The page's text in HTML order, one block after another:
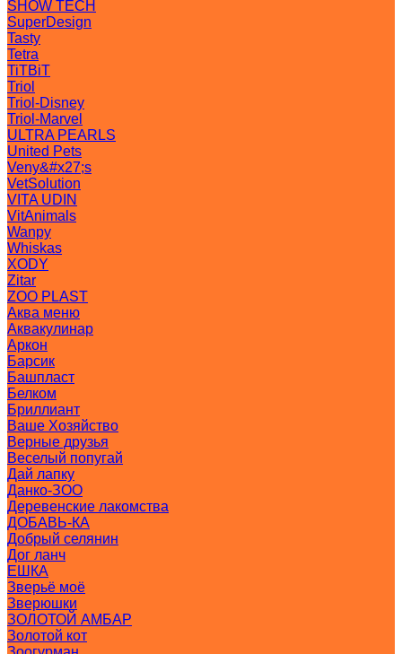
SHOW TECH
SuperDesign
Tasty
Tetra
TiTBiT
Triol
Triol-Disney
Triol-Marvel
ULTRA PEARLS
United Pets
Veny&#x27;s
VetSolution
VITA UDIN
VitAnimals
Wanpy
Whiskas
XODY
Zitar
ZOO PLAST
Аква меню
Аквакулинар
Аркон
Барсик
Башпласт
Белком
Бриллиант
Ваше Хозяйство
Верные друзья
Веселый попугай
Дай лапку
Данко-ЗОО
Деревенские лакомства
ДОБАВЬ-КА
Добрый селянин
Дог ланч
ЕШКА
Зверьё моё
Зверюшки
ЗОЛОТОЙ АМБАР
Золотой кот